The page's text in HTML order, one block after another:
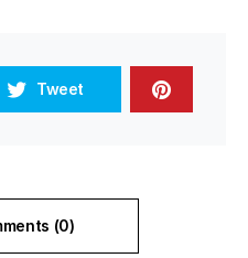
Tweet
(0)